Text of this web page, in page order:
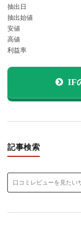
抽出日
抽出始値
安値
高値
利益率
IF
記事検索